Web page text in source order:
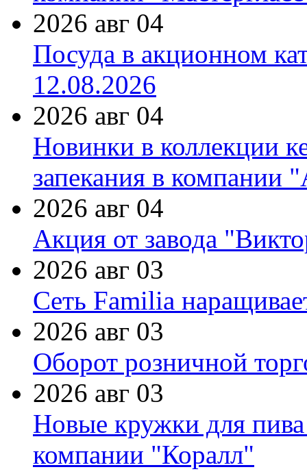
2026 авг 04
Посуда в акционном
12.08.2026
2026 авг 04
Новинки в коллекции
запекания в компании
2026 авг 04
Акция от завода
2026 авг 03
Сеть Familia
2026 авг 03
Оборот розничной
2026 авг 03
Новые кружки для
компании "Коралл"